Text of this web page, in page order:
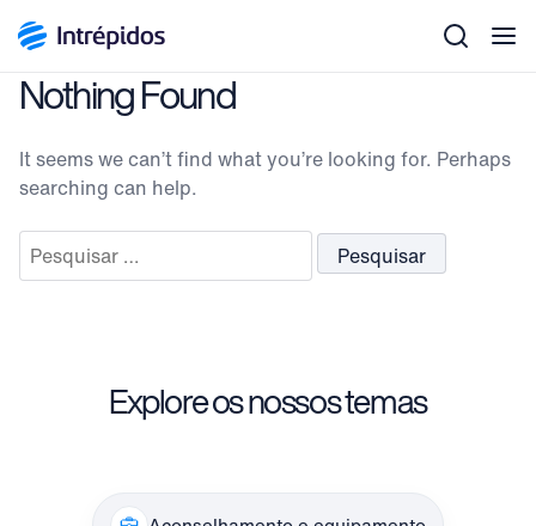
Nothing Found
It seems we can’t find what you’re looking for. Perhaps
searching can help.
Pesquisar
por:
Explore os nossos temas